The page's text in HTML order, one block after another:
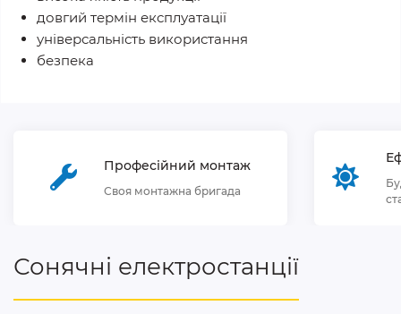
довгий термін експлуатації
універсальність використання
безпека
Професійний монтаж
Своя монтажна бригада
Сонячні електростанції